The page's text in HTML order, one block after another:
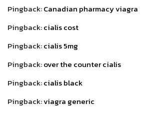
Pingback:Canadian pharmacy viagra
Pingback:cialis cost
Pingback:cialis 5mg
Pingback:over the counter cialis
Pingback:cialis black
Pingback:viagra generic